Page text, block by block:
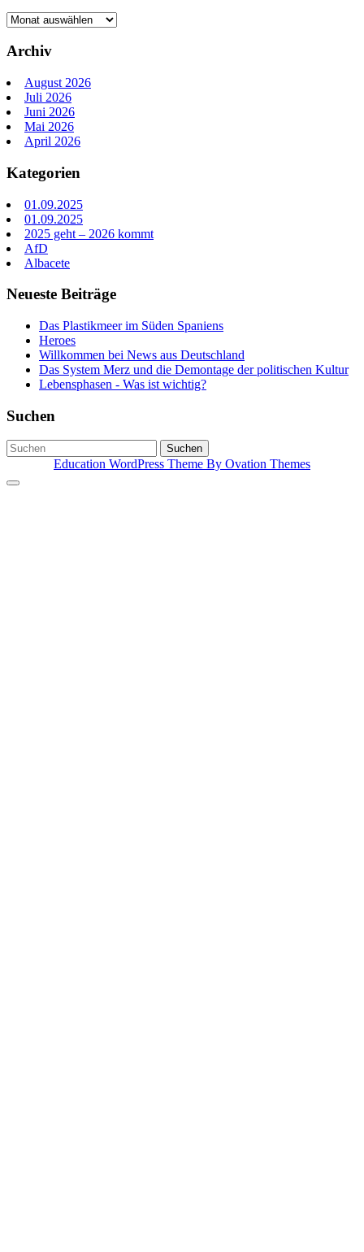
Archive
Archiv
August 2026
Juli 2026
Juni 2026
Mai 2026
April 2026
Kategorien
01.09.2025
01.09.2025
2025 geht – 2026 kommt
AfD
Albacete
Neueste Beiträge
Das Plastikmeer im Süden Spaniens
Heroes
Willkommen bei News aus Deutschland
Das System Merz und die Demontage der politischen Kultur
Lebensphasen - Was ist wichtig?
Suchen
Suchen
Education WordPress Theme By Ovation Themes